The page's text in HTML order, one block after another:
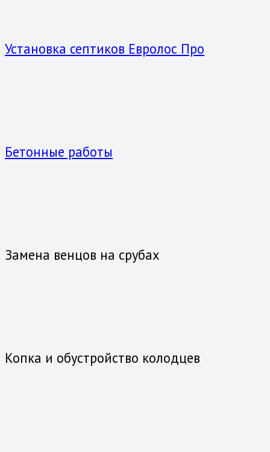
Установка септиков Евролос Про
Бетонные работы
Замена венцов на срубах
Копка и обустройство колодцев